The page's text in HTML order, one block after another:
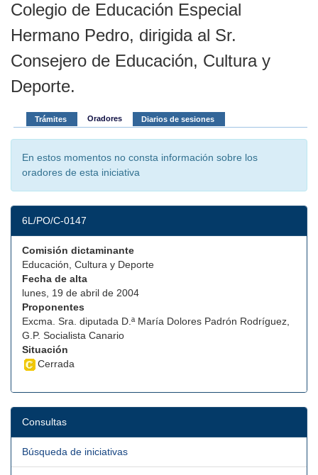
Colegio de Educación Especial
Hermano Pedro, dirigida al Sr.
Consejero de Educación, Cultura y
Deporte.
Trámites Oradores Diarios de sesiones
En estos momentos no consta información sobre los
oradores de esta iniciativa
6L/PO/C-0147
Comisión dictaminante
Educación, Cultura y Deporte
Fecha de alta
lunes, 19 de abril de 2004
Proponentes
Excma. Sra. diputada D.ª María Dolores Padrón Rodríguez,
G.P. Socialista Canario
Situación
Cerrada
Consultas
Búsqueda de iniciativas